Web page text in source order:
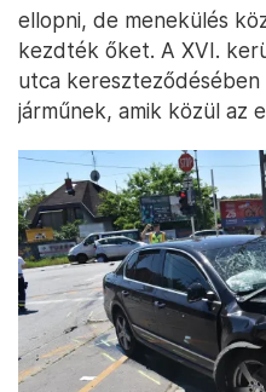
ellopni, de menekülés
kezdték őket. A XVI.
utca kereszteződésében
járműnek, amik közül az